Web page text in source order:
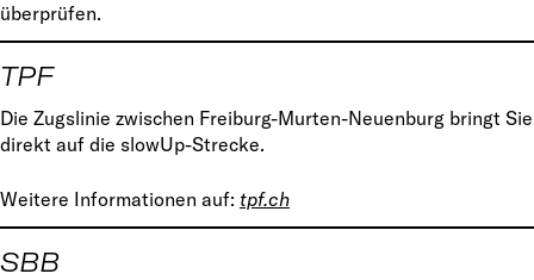
überprüfen.
TPF
Die Zugslinie zwischen Freiburg-Murten-Neuenburg bringt Sie
direkt auf die slowUp-Strecke.
Weitere Informationen auf: tpf.ch
SBB